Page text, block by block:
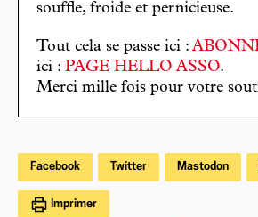
souffle, froide et pernicieuse.
Tout cela se passe ici :
ici : PAGE HELLO ASSO.
Merci mille fois pour votre
Facebook Twitter Mastodon
Imprimer